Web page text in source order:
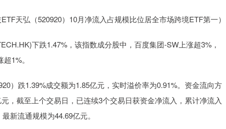
天弘（520920）10月净流入占规模比位居全市场跨境ETF第一）
下跌1.47%，该指数成分股中，百度集团-SW上涨超3%，
1%。
）跌1.39%成交额为1.85亿元，实时溢价率为0.91%。资金流向方
，截至上个交易日，已连续3个交易日获资金净流入，累计净流入
新流通规模为44.69亿元。